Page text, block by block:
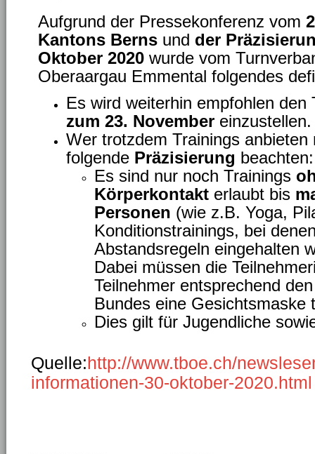
Aufgrund der Pressekonferenz vom
Kantons Berns und der
Oktober 2020 wurde vom
Oberaargau Emmental folgendes
Es wird weiterhin empfohlen
zum 23. November einzustellen.
Wer trotzdem Trainings anbieten
folgende Präzisierung beachten:
Es sind nur noch Trainings
Körperkontakt erlaubt bis
Personen (wie z.B. Yoga,
Konditionstrainings, bei
Abstandsregeln eingehalten
Dabei müssen die
Teilnehmer entsprechend
Bundes eine Gesichtsmaske
Dies gilt für Jugendliche
Quelle:http://www.tboe.ch/
informationen-30-oktober-2020.html